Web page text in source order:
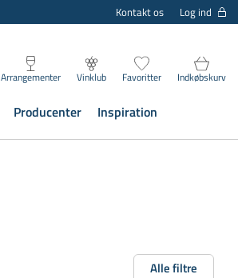
Kontakt os Log ind
Arrangementer Vinklub Favoritter Indkøbskurv
Producenter Inspiration
Alle filtre